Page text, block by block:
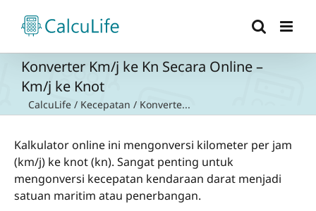
content
Konverter Km/j ke Kn Secara Online –
Km/j ke Knot
CalcuLife / Kecepatan / Konverte...
Kalkulator online ini mengonversi kilometer per jam
(km/j) ke knot (kn). Sangat penting untuk
mengonversi kecepatan kendaraan darat menjadi
satuan maritim atau penerbangan.